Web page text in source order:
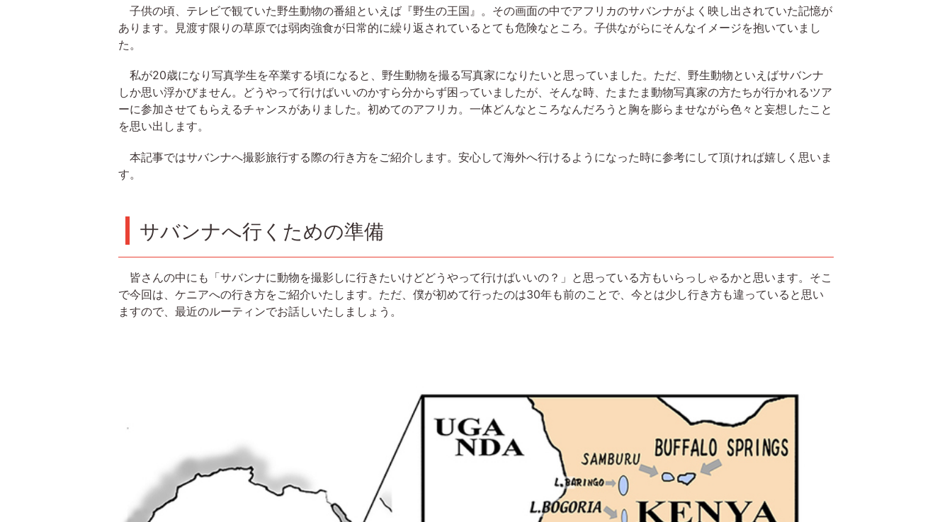
子供の頃、テレビで観ていた野生動物の番組といえば『野生の王国』。その画面の中でアフリカのサバンナがよく映し出されていた記憶が
あります。見渡す限りの草原では弱肉強食が日常的に繰り返されているとても危険なところ。子供ながらにそんなイメージを抱いていまし
た。
私が20歳になり写真学生を卒業する頃になると、野生動物を撮る写真家になりたいと思っていました。ただ、野生動物といえばサバンナ
しか思い浮かびません。どうやって行けばいいのかすら分からず困っていましたが、そんな時、たまたま動物写真家の方たちが行かれるツア
ーに参加させてもらえるチャンスがありました。初めてのアフリカ。一体どんなところなんだろうと胸を膨らませながら色々と妄想したこと
を思い出します。
本記事ではサバンナへ撮影旅行する際の行き方をご紹介します。安心して海外へ行けるようになった時に参考にして頂ければ嬉しく思いま
す。
サバンナへ行くための準備
皆さんの中にも「サバンナに動物を撮影しに行きたいけどどうやって行けばいいの？」と思っている方もいらっしゃるかと思います。そこ
で今回は、ケニアへの行き方をご紹介いたします。ただ、僕が初めて行ったのは30年も前のことで、今とは少し行き方も違っていると思い
ますので、最近のルーティンでお話しいたしましょう。